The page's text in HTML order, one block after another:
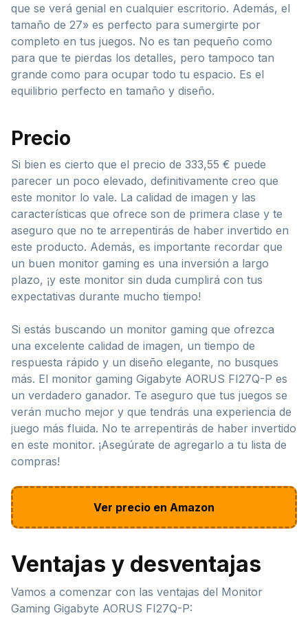
que se verá genial en cualquier escritorio. Además, el
tamaño de 27» es perfecto para sumergirte por
completo en tus juegos. No es tan pequeño como
para que te pierdas los detalles, pero tampoco tan
grande como para ocupar todo tu espacio. Es el
equilibrio perfecto en tamaño y diseño.
Precio
Si bien es cierto que el precio de 333,55 € puede
parecer un poco elevado, definitivamente creo que
este monitor lo vale. La calidad de imagen y las
características que ofrece son de primera clase y te
aseguro que no te arrepentirás de haber invertido en
este producto. Además, es importante recordar que
un buen monitor gaming es una inversión a largo
plazo, ¡y este monitor sin duda cumplirá con tus
expectativas durante mucho tiempo!
Si estás buscando un monitor gaming que ofrezca
una excelente calidad de imagen, un tiempo de
respuesta rápido y un diseño elegante, no busques
más. El monitor gaming Gigabyte AORUS FI27Q-P es
un verdadero ganador. Te aseguro que tus juegos se
verán mucho mejor y que tendrás una experiencia de
juego más fluida. No te arrepentirás de haber invertido
en este monitor. ¡Asegúrate de agregarlo a tu lista de
compras!
Ver precio en Amazon
Ventajas y desventajas
Vamos a comenzar con las ventajas del Monitor
Gaming Gigabyte AORUS FI27Q-P: